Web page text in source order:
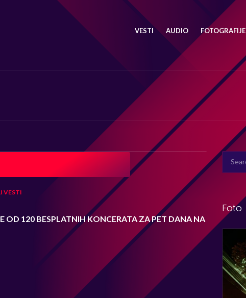
VESTI AUDIO FOTOGRAFIJE
VESTI
OD 120 BESPLATNIH KONCERATA ZA PET DANA NA
SEARCH
FOR:
Foto